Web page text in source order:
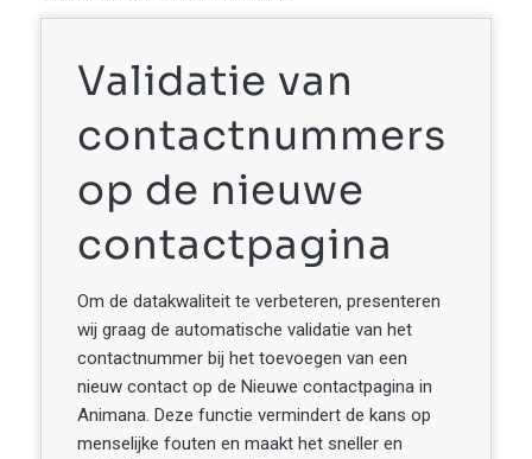
Validatie van
contactnummers
op de nieuwe
contactpagina
Om de datakwaliteit te verbeteren, presenteren
wij graag de automatische validatie van het
contactnummer bij het toevoegen van een
nieuw contact op de Nieuwe contactpagina in
Animana. Deze functie vermindert de kans op
menselijke fouten en maakt het sneller en